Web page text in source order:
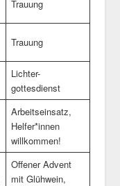
Trauung
Trauung
Lichter-
gottesdienst
Arbeitseinsatz,
Helfer*innen
willkommen!
Offener Advent
mit Glühwein,